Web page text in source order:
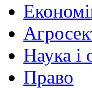
Наука і
Право